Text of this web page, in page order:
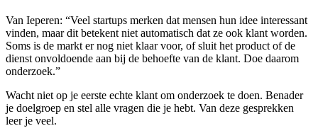
Van Ieperen: “Veel startups merken dat mensen hun idee interessant
vinden, maar dit betekent niet automatisch dat ze ook klant worden.
Soms is de markt er nog niet klaar voor, of sluit het product of de
dienst onvoldoende aan bij de behoefte van de klant. Doe daarom
onderzoek.”
Wacht niet op je eerste echte klant om onderzoek te doen. Benader
je doelgroep en stel alle vragen die je hebt. Van deze gesprekken
leer je veel.